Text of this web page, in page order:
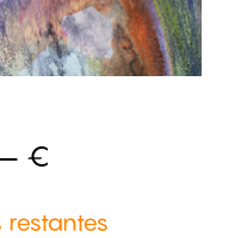
€
restantes